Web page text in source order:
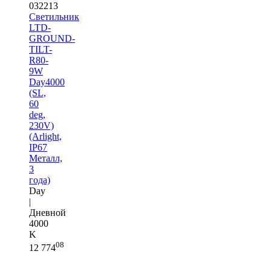
032213
Светильник
LTD-
GROUND-
TILT-
R80-
9W
Day4000
(SL,
60
deg,
230V)
(Arlight,
IP67
Металл,
3
года)
Day
|
Дневной
4000
K
12 77408